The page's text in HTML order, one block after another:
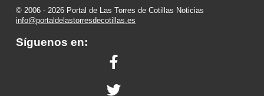
© 2006 - 2026 Portal de Las Torres de Cotillas Noticias
info@portaldelastorresdecotillas.es
Síguenos en: